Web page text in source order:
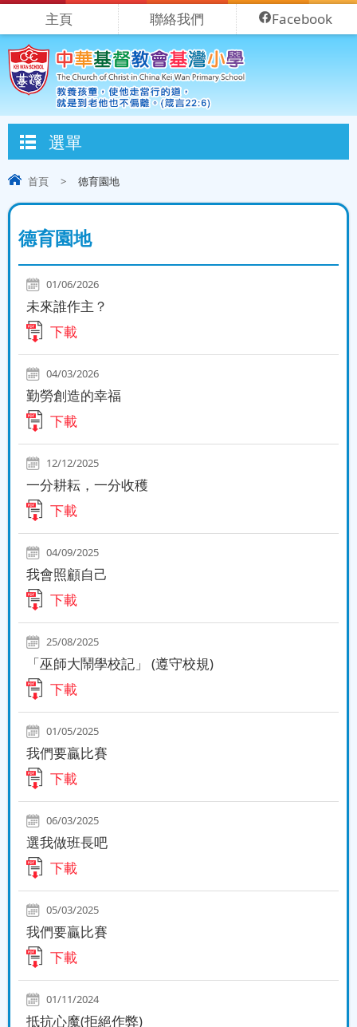
主頁 聯絡我們 Facebook
選單
首頁 > 德育園地
德育園地
01/06/2026
未來誰作主？
下載
04/03/2026
勤勞創造的幸福
下載
12/12/2025
一分耕耘，一分收穫
下載
04/09/2025
我會照顧自己
下載
25/08/2025
「巫師大鬧學校記」 (遵守校規)
下載
01/05/2025
我們要贏比賽
下載
06/03/2025
選我做班長吧
下載
05/03/2025
我們要贏比賽
下載
01/11/2024
抵抗心魔(拒絕作弊)